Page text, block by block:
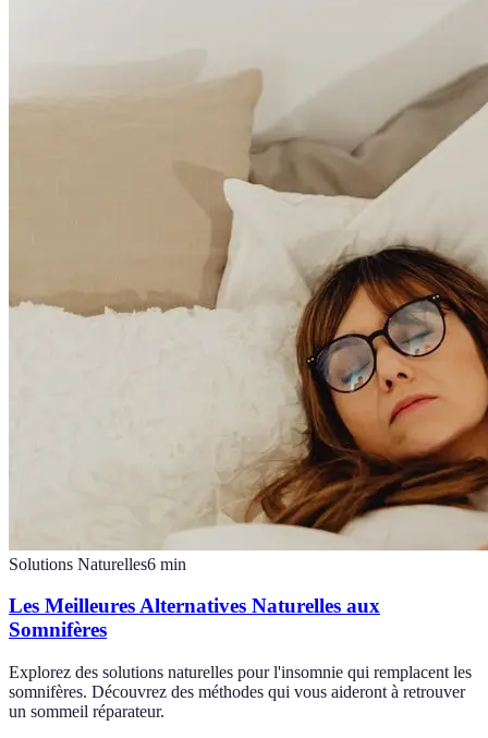
Solutions Naturelles6 min
Les Meilleures Alternatives Naturelles aux
Somnifères
Explorez des solutions naturelles pour l'insomnie qui remplacent les
somnifères. Découvrez des méthodes qui vous aideront à retrouver
un sommeil réparateur.